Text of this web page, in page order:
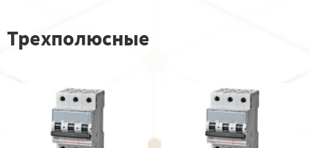
Трехполюсные